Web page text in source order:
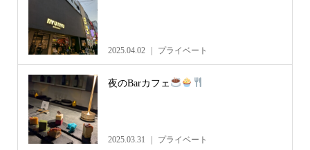
2025.04.02 プライベート
夜のBarカフェ
2025.03.31 プライベート